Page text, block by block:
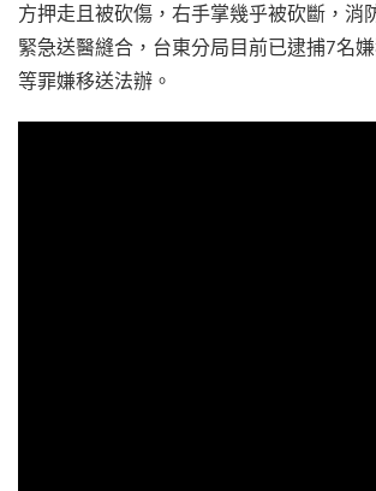
方押走且被砍傷，右手掌幾乎被砍斷，消
緊急送醫縫合，台東分局目前已逮捕7名
等罪嫌移送法辦。